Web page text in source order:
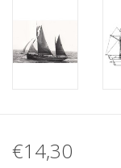
€14,30